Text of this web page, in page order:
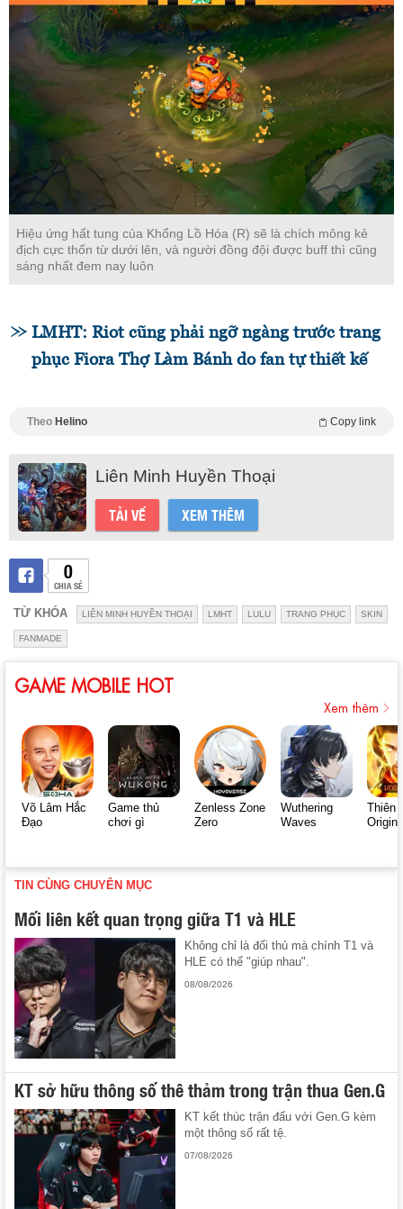
Hiệu ứng hất tung của Khổng Lồ Hóa (R) sẽ là chích mông kẻ
địch cực thốn từ dưới lên, và người đồng đội được buff thì cũng
sáng nhất đem nay luôn
LMHT: Riot cũng phải ngỡ ngàng trước trang
phục Fiora Thợ Làm Bánh do fan tự thiết kế
Theo Helino Copy link
Liên Minh Huyền Thoại
TẢI VỀ XEM THÊM
0
CHIA SẺ
TỪ KHÓA LIÊN MINH HUYỀN THOẠI LMHT LULU TRANG PHỤC SKIN
FANMADE
GAME MOBILE HOT
Xem thêm
Võ Lâm Hắc
Đạo
Game thủ
chơi gì
Zenless Zone
Zero
Wuthering
Waves
Thiên
Origin
TIN CÙNG CHUYÊN MỤC
Mối liên kết quan trọng giữa T1 và HLE
Không chỉ là đối thủ mà chính T1 và
HLE có thể "giúp nhau".
08/08/2026
KT sở hữu thông số thê thảm trong trận thua Gen.G
KT kết thúc trận đấu với Gen.G kèm
một thông số rất tệ.
07/08/2026